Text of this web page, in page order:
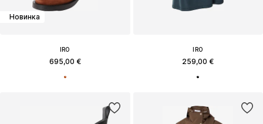
Новинка
IRO
695,00 €
IRO
259,00 €